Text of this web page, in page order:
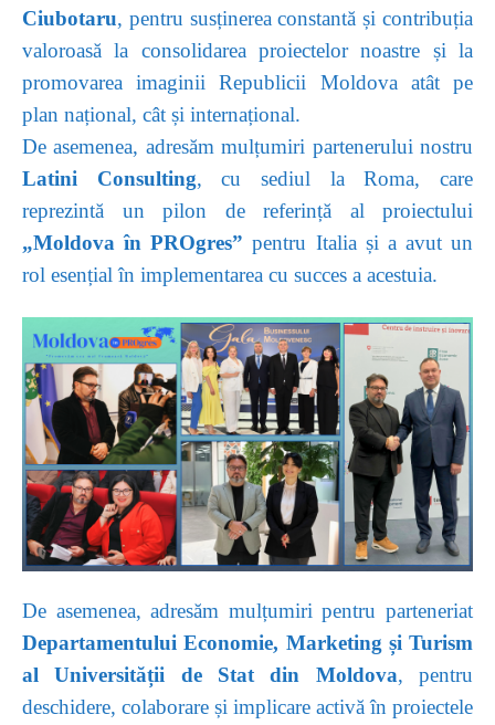
Ciubotaru, pentru susținerea constantă și contribuția
valoroasă la consolidarea proiectelor noastre și la
promovarea imaginii Republicii Moldova atât pe
plan național, cât și internațional.
De asemenea, adresăm mulțumiri partenerului nostru
Latini Consulting, cu sediul la Roma, care
reprezintă un pilon de referință al proiectului
„Moldova în PROgres” pentru Italia și a avut un
rol esențial în implementarea cu succes a acestuia.
De asemenea, adresăm mulțumiri pentru parteneriat
Departamentului Economie, Marketing și Turism
al Universității de Stat din Moldova, pentru
deschidere, colaborare și implicare activă în proiectele